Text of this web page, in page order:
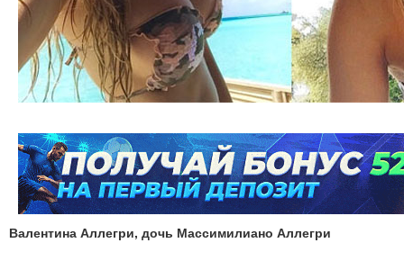
Валентина Аллегри, дочь Массимилиано Аллегри